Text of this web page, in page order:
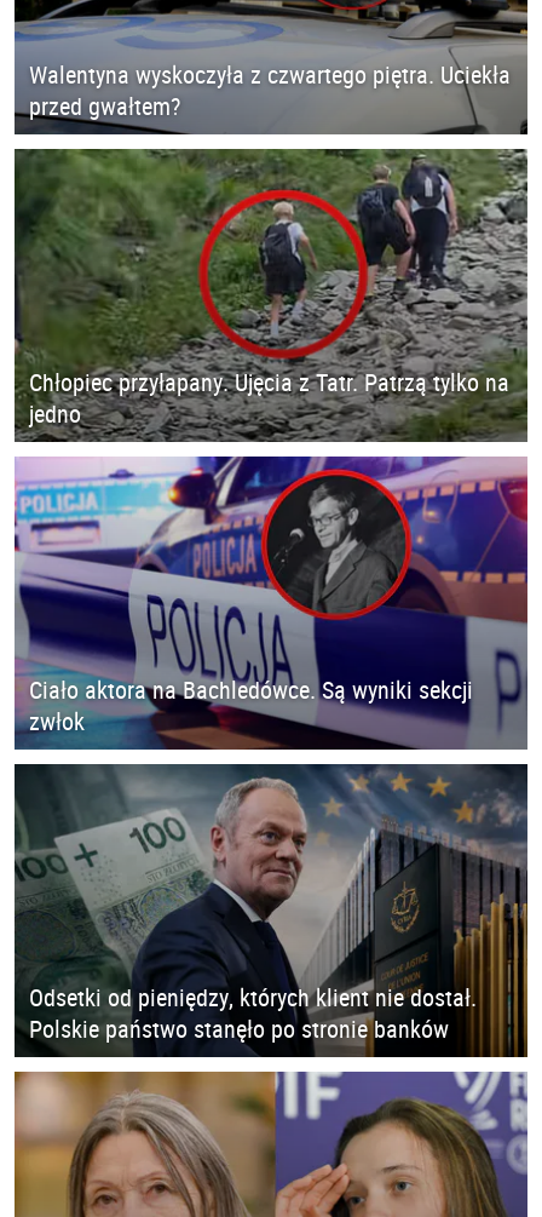
Walentyna wyskoczyła z czwartego piętra. Uciekła
przed gwałtem?
Chłopiec przyłapany. Ujęcia z Tatr. Patrzą tylko na
jedno
Ciało aktora na Bachledówce. Są wyniki sekcji
zwłok
Odsetki od pieniędzy, których klient nie dostał.
Polskie państwo stanęło po stronie banków